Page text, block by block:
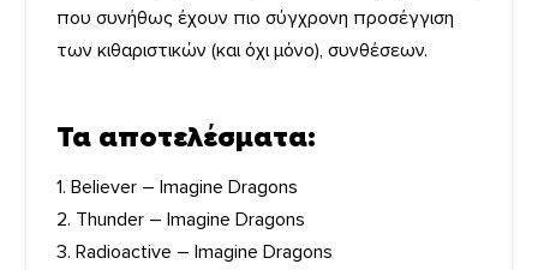
που συνήθως έχουν πιο σύγχρονη προσέγγιση
των κιθαριστικών (και όχι μόνο), συνθέσεων.
Τα αποτελέσματα:
1. Believer – Imagine Dragons
2. Thunder – Imagine Dragons
3. Radioactive – Imagine Dragons